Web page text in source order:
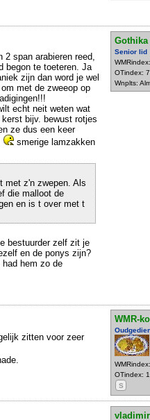
Gothika
Senior lid
OTindex:
Wnplts:
span arabieren reed,
begon te toeteren. Ja
zijn dan word je wel
met de zweeop op
echt neit weten wat
bijv. bewust rotjes
ze dus een keer
smerige lamzakken
met z'n zwepen. Als
die malloot de
en is t over met t
bestuurder zelf zit je
en de ponys zijn?
hem zo de
WMR-
OTindex:
S
zitten voor zeer
vladimir